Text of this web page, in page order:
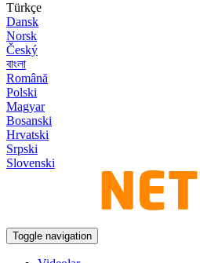
Türkçe
Dansk
Norsk
Český
বাংলা
Română
Polski
Magyar
Bosanski
Hrvatski
Srpski
Slovenski
Toggle navigation